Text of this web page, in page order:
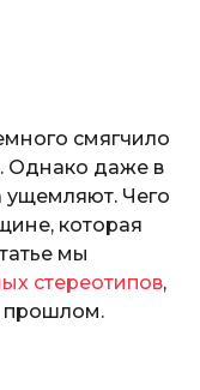
смягчило
Однако даже в
Чего
которая
мы
стереотипов,
прошлом.